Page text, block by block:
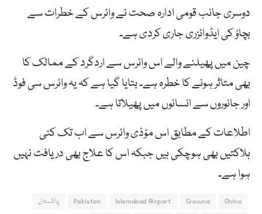
دوسری جانب قومی ادارہ صحت نے وائرس کے خطرات سے
بچاؤ کی ایڈوائزری جاری کردی ہے۔
چین میں پھیلنے والے اس وائرس سے اردگرد کے ممالک کا
بھی متاثر ہونے کا خطرہ ہے۔ بتایا گیا ہے کہ یہ وائرس سی فوڈ
اور جانوروں سے انسانوں میں پھیلاتا ہے۔
اطلاعات کے مطابق اس مؤذی وائرس سے اب تک کئی
ہلاکتیں بھی ہوچکی ہیں جبکہ اس کا علاج بھی دریافت نہیں
ہوا ہے۔
China
Crowna
Islamabad Airport
Pakistan
پاکستان